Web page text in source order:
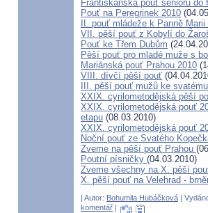
Františkánská pouť seniorů do
Pouť na Peregrinek 2010
II. pouť mládeže k Panně
VII. pěší pouť z Kobylí do
Pouť ke Třem Dubům
Pěší pouť pro mladé muže s
Mariánská pouť Prahou 2010
VIII. dívčí pěší pouť
III. pěší pouť mužů ke
XXIX. cyrilometodějská pěší
XXIX. cyrilometodějská pouť
etapu (08.03.2010)
XXIX. cyrilometodějská pouť
Noční pouť ze Svatého
Zveme na pěší pouť Prahou
Poutní písničky (04.03.2010)
Zveme všechny na X. pěší
X. pěší pouť na Velehrad -
| Autor: Bohumila Hubáčková |
komentář |